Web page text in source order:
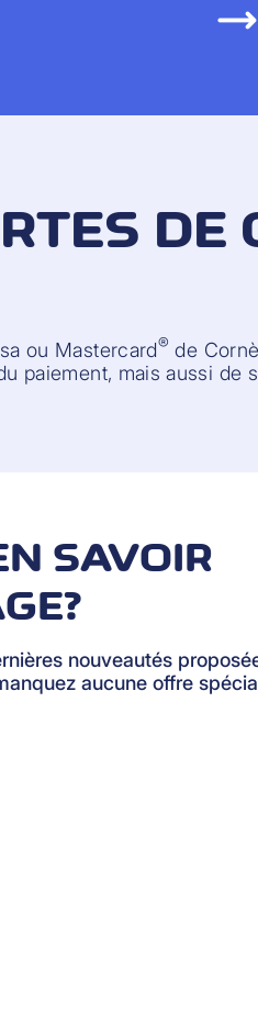
DE
ou Mastercard® de
paiement, mais aussi de
SAVOIR
nouveautés
aucune offre